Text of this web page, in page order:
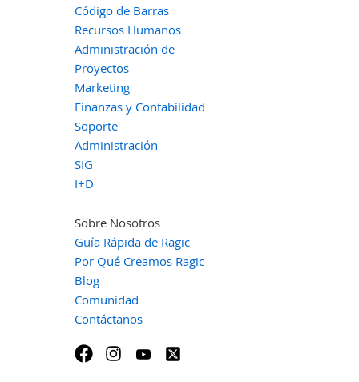
Código de Barras
Recursos Humanos
Administración de
Proyectos
Marketing
Finanzas y Contabilidad
Soporte
Administración
SIG
I+D
Sobre Nosotros
Guía Rápida de Ragic
Por Qué Creamos Ragic
Blog
Comunidad
Contáctanos